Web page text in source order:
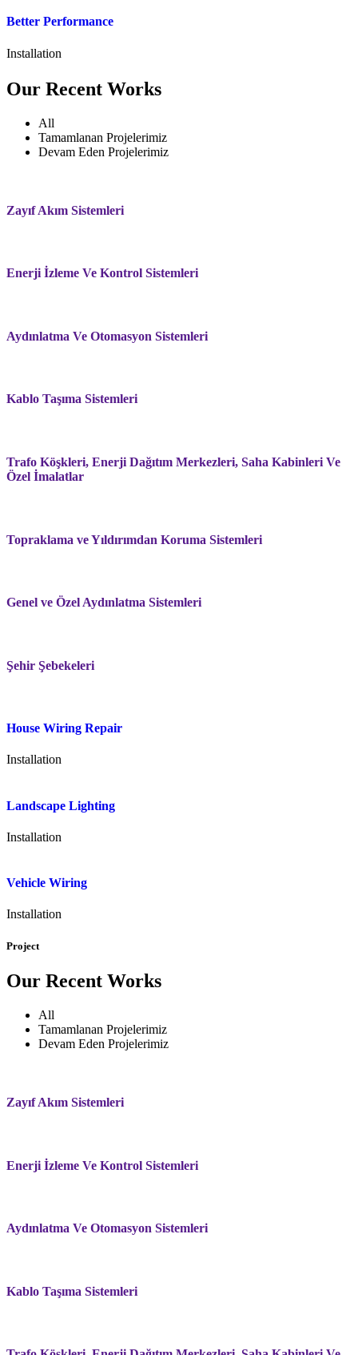
Better Performance
Installation
Our Recent Works
All
Tamamlanan Projelerimiz
Devam Eden Projelerimiz
Zayıf Akım Sistemleri
Enerji İzleme Ve Kontrol Sistemleri
Aydınlatma Ve Otomasyon Sistemleri
Kablo Taşıma Sistemleri
Trafo Köşkleri, Enerji Dağıtım Merkezleri, Saha Kabinleri Ve
Özel İmalatlar
Topraklama ve Yıldırımdan Koruma Sistemleri
Genel ve Özel Aydınlatma Sistemleri
Şehir Şebekeleri
House Wiring Repair
Installation
Landscape Lighting
Installation
Vehicle Wiring
Installation
Project
Our Recent Works
All
Tamamlanan Projelerimiz
Devam Eden Projelerimiz
Zayıf Akım Sistemleri
Enerji İzleme Ve Kontrol Sistemleri
Aydınlatma Ve Otomasyon Sistemleri
Kablo Taşıma Sistemleri